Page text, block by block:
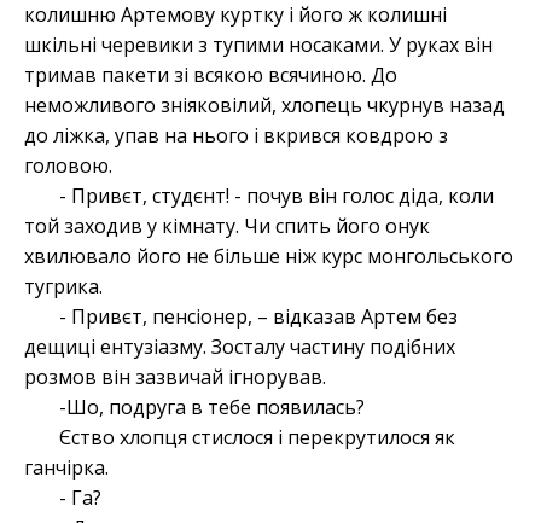
колишню Артемову куртку і його ж колишні
шкільні черевики з тупими носаками. У руках він
тримав пакети зі всякою всячиною. До
неможливого зніяковілий, хлопець чкурнув назад
до ліжка, упав на нього і вкрився ковдрою з
головою.
- Привєт, студєнт! - почув він голос діда, коли
той заходив у кімнату. Чи спить його онук
хвилювало його не більше ніж курс монгольського
тугрика.
- Привєт, пенсіонер, – відказав Артем без
дещиці ентузіазму. Зосталу частину подібних
розмов він зазвичай ігнорував.
-Шо, подруга в тебе появилась?
Єство хлопця стислося і перекрутилося як
ганчірка.
- Га?